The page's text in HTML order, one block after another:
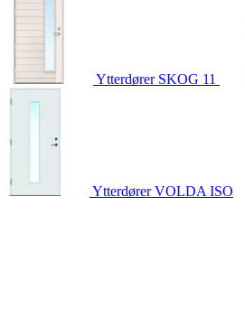
Ytterdører SKOG 11
YtterdørerVOLDA ISO